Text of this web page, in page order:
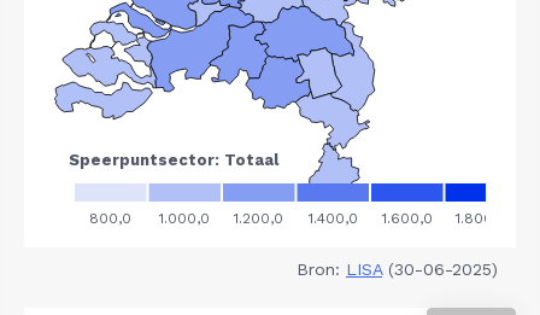
Bron: LISA(30-06-2025)